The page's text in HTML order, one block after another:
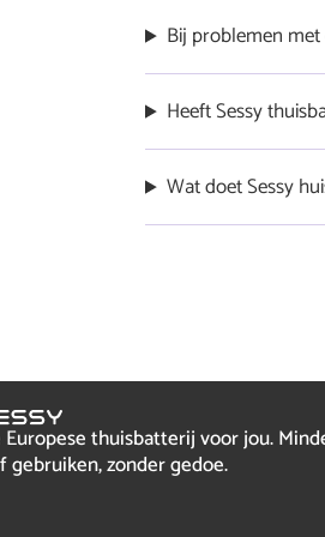
Bij problemen
Heeft Sessy
uitgerust met een
Wat doet Sessy
Europese thuisbatterij voor jou.
gebruiken, zonder gedoe.